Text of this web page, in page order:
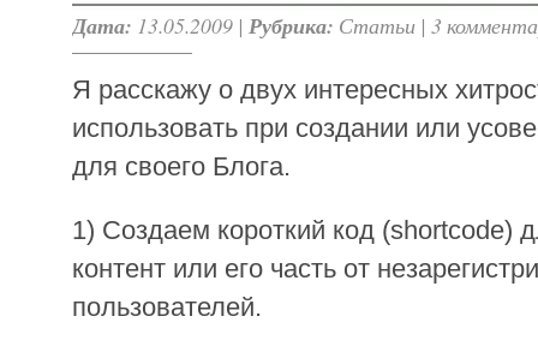
Дата: 13.05.2009 | Рубрика: Статьи | 3
Я расскажу о двух интересных
использовать при создании или
для своего Блога.
1) Создаем короткий код (shortcode)
контент или его часть от
пользователей.